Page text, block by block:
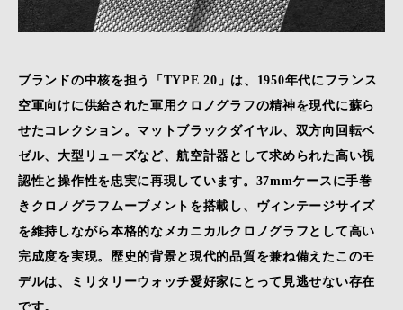
ブランドの中核を担う「TYPE 20」は、1950年代にフランス
空軍向けに供給された軍用クロノグラフの精神を現代に蘇ら
せたコレクション。マットブラックダイヤル、双方向回転ベ
ゼル、大型リューズなど、航空計器として求められた高い視
認性と操作性を忠実に再現しています。37mmケースに手巻
きクロノグラフムーブメントを搭載し、ヴィンテージサイズ
を維持しながら本格的なメカニカルクロノグラフとして高い
完成度を実現。歴史的背景と現代的品質を兼ね備えたこのモ
デルは、ミリタリーウォッチ愛好家にとって見逃せない存在
です。